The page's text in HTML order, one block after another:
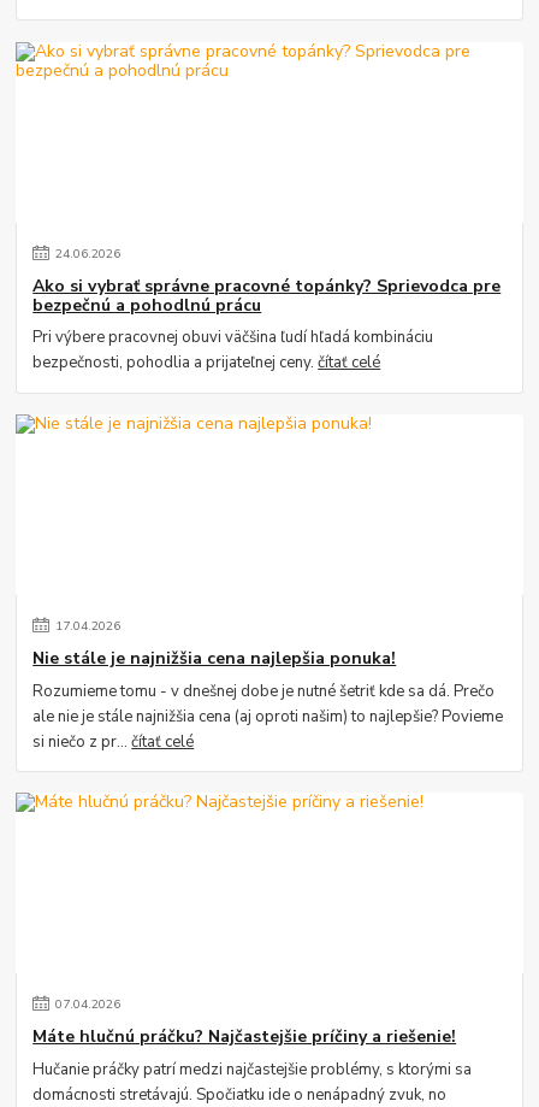
24.06.2026
Ako si vybrať správne pracovné topánky? Sprievodca pre
bezpečnú a pohodlnú prácu
Pri výbere pracovnej obuvi väčšina ľudí hľadá kombináciu
bezpečnosti, pohodlia a prijateľnej ceny.čítať celé
17.04.2026
Nie stále je najnižšia cena najlepšia ponuka!
Rozumieme tomu - v dnešnej dobe je nutné šetriť kde sa dá. Prečo
ale nie je stále najnižšia cena (aj oproti našim) to najlepšie? Povieme
si niečo z pr...čítať celé
07.04.2026
Máte hlučnú práčku? Najčastejšie príčiny a riešenie!
Hučanie práčky patrí medzi najčastejšie problémy, s ktorými sa
domácnosti stretávajú. Spočiatku ide o nenápadný zvuk, no